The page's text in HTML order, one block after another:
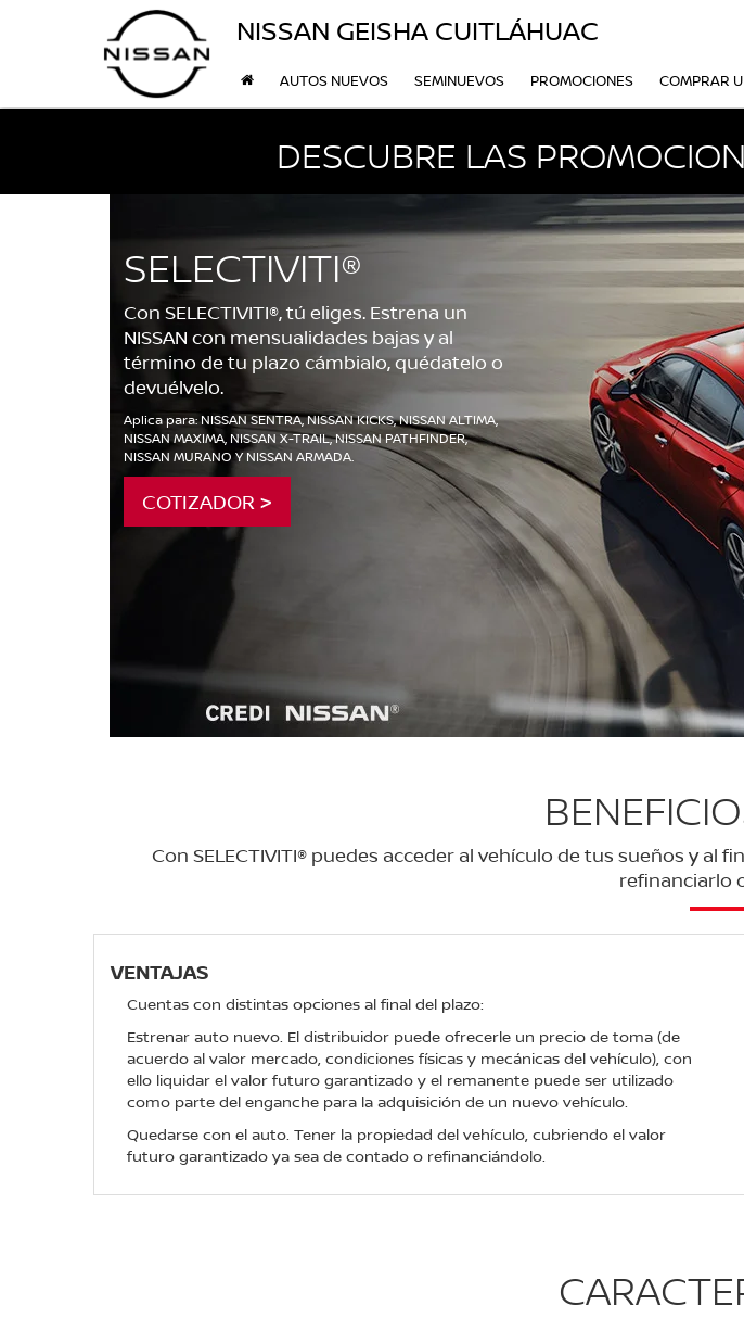
NISSAN GEISHA CUITLÁHUAC
AUTOS NUEVOS SEMINUEVOS PROMOCIONES COMPRAR
DESCUBRE LAS
SELECTIVITI®
Con SELECTIVITI®, tú eliges. Estrena un
NISSAN con mensualidades bajas y al
término de tu plazo cámbialo, quédatelo o
devuélvelo.
Aplica para: NISSAN SENTRA, NISSAN KICKS, NISSAN ALTIMA,
NISSAN MAXIMA, NISSAN X-TRAIL, NISSAN PATHFINDER,
NISSAN MURANO Y NISSAN ARMADA.
COTIZADOR >
Con SELECTIVITI® puedes acceder al vehículo de tus sueños y
refinanciarlo
VENTAJAS
Cuentas con distintas opciones al final del plazo:
Estrenar auto nuevo. El distribuidor puede ofrecerle un precio de toma (de
acuerdo al valor mercado, condiciones físicas y mecánicas del vehículo), con
ello liquidar el valor futuro garantizado y el remanente puede ser utilizado
como parte del enganche para la adquisición de un nuevo vehículo.
Quedarse con el auto. Tener la propiedad del vehículo, cubriendo el valor
futuro garantizado ya sea de contado o refinanciándolo.